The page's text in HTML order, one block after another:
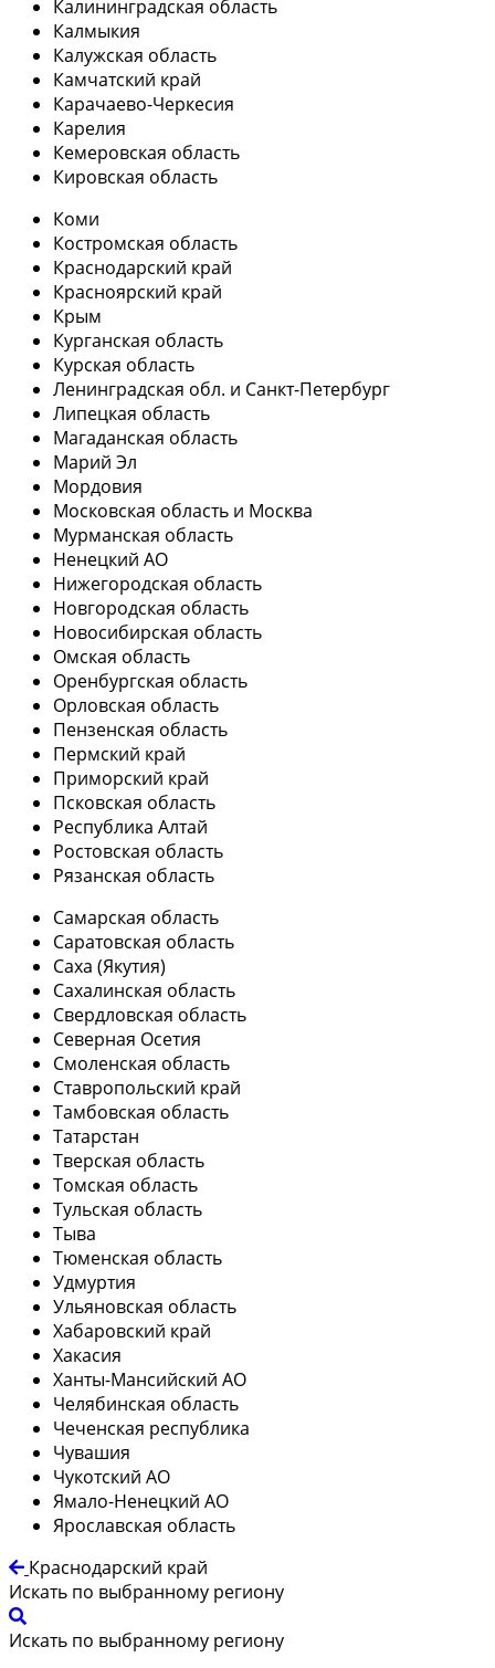
Калининградская область
Калмыкия
Калужская область
Камчатский край
Карачаево-Черкесия
Карелия
Кемеровская область
Кировская область
Коми
Костромская область
Краснодарский край
Красноярский край
Крым
Курганская область
Курская область
Ленинградская обл. и Санкт-Петербург
Липецкая область
Магаданская область
Марий Эл
Мордовия
Московская область и Москва
Мурманская область
Ненецкий АО
Нижегородская область
Новгородская область
Новосибирская область
Омская область
Оренбургская область
Орловская область
Пензенская область
Пермский край
Приморский край
Псковская область
Республика Алтай
Ростовская область
Рязанская область
Самарская область
Саратовская область
Саха (Якутия)
Сахалинская область
Свердловская область
Северная Осетия
Смоленская область
Ставропольский край
Тамбовская область
Татарстан
Тверская область
Томская область
Тульская область
Тыва
Тюменская область
Удмуртия
Ульяновская область
Хабаровский край
Хакасия
Ханты-Мансийский АО
Челябинская область
Чеченская республика
Чувашия
Чукотский АО
Ямало-Ненецкий АО
Ярославская область
Краснодарский край
Искать по выбранному региону
Искать по выбранному региону